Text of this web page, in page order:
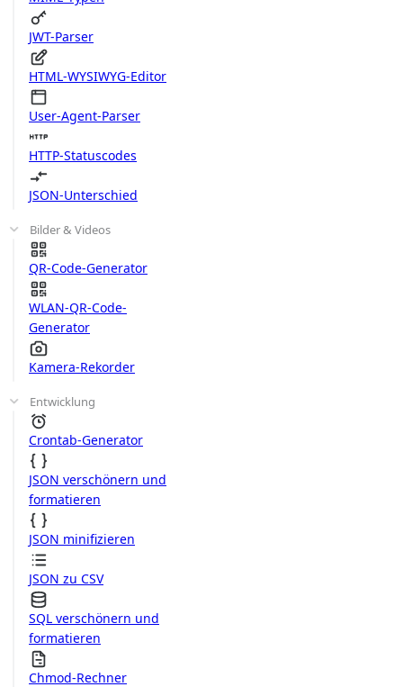
JWT-Parser
HTML-WYSIWYG-Editor
User-Agent-Parser
HTTP-Statuscodes
JSON-Unterschied
Bilder & Videos
QR-Code-Generator
WLAN-QR-Code-
Generator
Kamera-Rekorder
Entwicklung
Crontab-Generator
JSON verschönern und
formatieren
JSON minifizieren
JSON zu CSV
SQL verschönern und
formatieren
Chmod-Rechner